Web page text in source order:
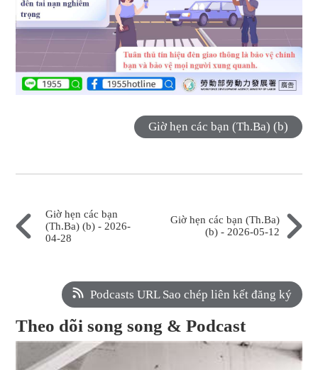
Giờ hẹn các bạn (Th.Ba) (b)
Giờ hẹn các bạn
(Th.Ba) (b) - 2026-
04-28
Giờ hẹn các bạn (Th.Ba)
(b) - 2026-05-12
Podcasts URL Sao chép liên kết đăng ký
Theo dõi song song & Podcast